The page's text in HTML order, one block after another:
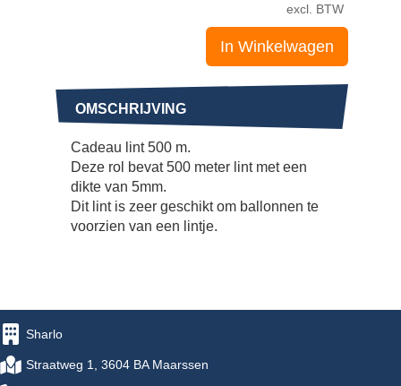
excl. BTW
In Winkelwagen
OMSCHRIJVING
Cadeau lint 500 m.
Deze rol bevat 500 meter lint met een
dikte van 5mm.
Dit lint is zeer geschikt om ballonnen te
voorzien van een lintje.
Sharlo
Straatweg 1, 3604 BA Maarssen